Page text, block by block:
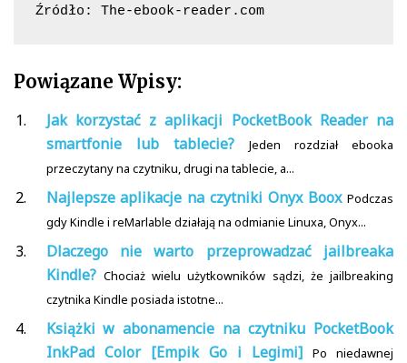
Źródło: The-ebook-reader.com
Powiązane Wpisy:
Jak korzystać z aplikacji PocketBook Reader na
smartfonie lub tablecie?
Jeden rozdział ebooka
przeczytany na czytniku, drugi na tablecie, a...
Najlepsze aplikacje na czytniki Onyx Boox Podczas
gdy Kindle i reMarlable działają na odmianie Linuxa, Onyx...
Dlaczego nie warto przeprowadzać jailbreaka
Kindle? Chociaż wielu użytkowników sądzi, że jailbreaking
czytnika Kindle posiada istotne...
Książki w abonamencie na czytniku PocketBook
InkPad Color [Empik Go i Legimi]
Po niedawnej